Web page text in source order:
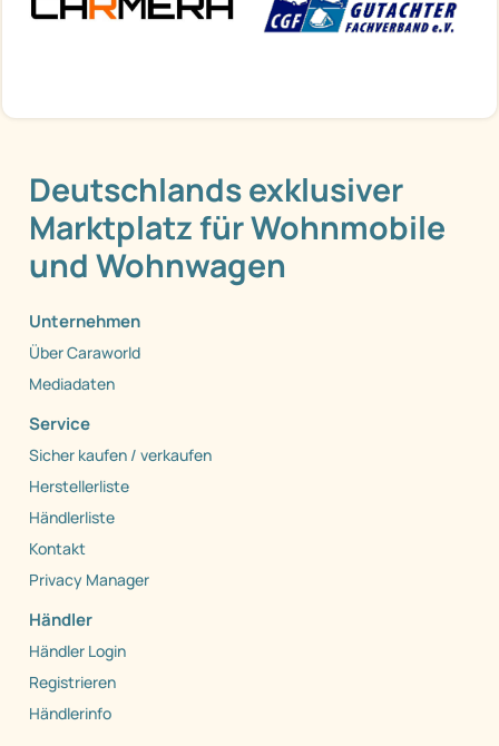
Deutschlands exklusiver
Marktplatz für Wohnmobile
und Wohnwagen
Unternehmen
Über Caraworld
Mediadaten
Service
Sicher kaufen / verkaufen
Herstellerliste
Händlerliste
Kontakt
Privacy Manager
Händler
Händler Login
Registrieren
Händlerinfo